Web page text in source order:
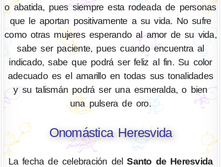
o abatida, pues siempre esta rodeada de personas
que le aportan positivamente a su vida. No sufre
como otras mujeres esperando al amor de su vida,
sabe ser paciente, pues cuando encuentra al
indicado, sabe que podrá ser feliz al fin. Su color
adecuado es el amarillo en todas sus tonalidades
y su talismán podrá ser una esmeralda, o bien
una pulsera de oro.
Onomástica Heresvida
La fecha de celebración delSanto de Heresvida